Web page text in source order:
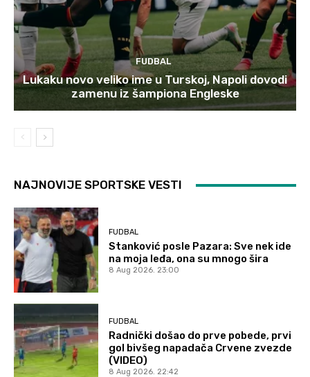
FUDBAL
Lukaku novo veliko ime u Turskoj, Napoli dovodi
zamenu iz šampiona Engleske
NAJNOVIJE SPORTSKE VESTI
FUDBAL
Stanković posle Pazara: Sve nek ide
na moja leđa, ona su mnogo šira
8 Aug 2026. 23:00
FUDBAL
Radnički došao do prve pobede, prvi
gol bivšeg napadača Crvene zvezde
(VIDEO)
8 Aug 2026. 22:42